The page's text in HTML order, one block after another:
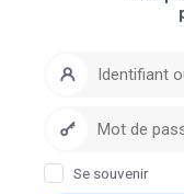
Se souvenir